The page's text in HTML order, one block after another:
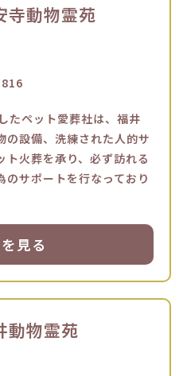
寺動物霊苑
たペット愛葬社は、福井
の設備、洗練された人的サ
ト火葬を承り、必ず訪れる
サポートを行なっており
見る
動物霊苑